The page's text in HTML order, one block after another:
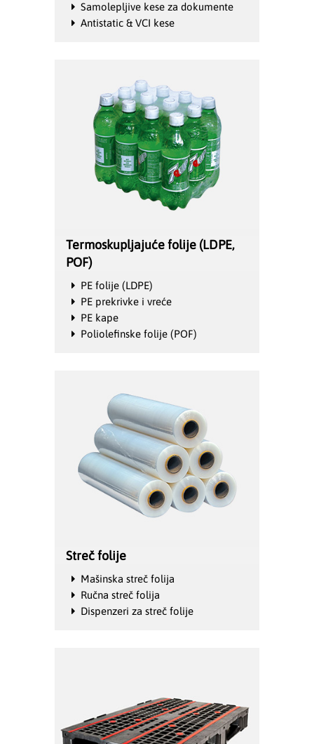
Samolepljive kese za dokumente
Antistatic & VCI kese
Termoskupljajuće folije (LDPE,
POF)
PE folije (LDPE)
PE prekrivke i vreće
PE kape
Poliolefinske folije (POF)
Streč folije
Mašinska streč folija
Ručna streč folija
Dispenzeri za streč folije